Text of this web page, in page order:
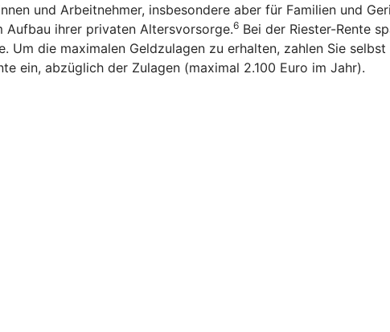
und Arbeitnehmer, insbesondere aber für Familien und
ihrer privaten Altersvorsorge.6 Bei der Riester-Rente
Um die maximalen Geldzulagen zu erhalten, zahlen Sie
ein, abzüglich der Zulagen (maximal 2.100 Euro im Jahr).